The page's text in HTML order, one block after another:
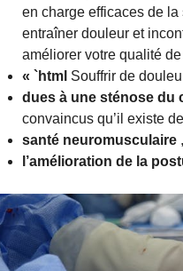
en charge efficaces de
entraîner douleur et
améliorer votre qualité
« `html Souffrir de
dues à une sténose du
convaincus qu’il existe
santé neuromusculaire ,
l’amélioration de la